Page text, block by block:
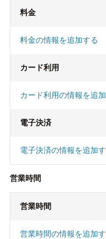
料金
料金の情報を追加する
カード利用
カード利用の情報を追
電子決済
電子決済の情報を追加
営業時間
営業時間
営業時間の情報を追加